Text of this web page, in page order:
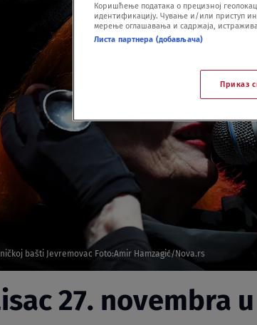
bašti Jevremovac Foto:Amir Hamzagić/Nova.rs
27. novembra
Коришћење података о прецизној
идентификацију. Чување и/или приступ
мерење оглашавања и садржаја,
Листа партнера (добављача)
Приказ